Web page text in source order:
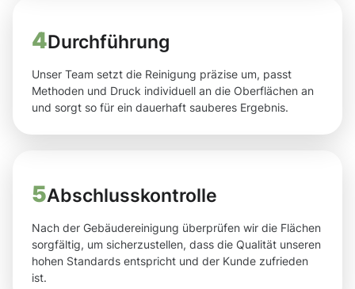
4Durchführung
Unser Team setzt die Reinigung präzise um, passt
Methoden und Druck individuell an die Oberflächen an
und sorgt so für ein dauerhaft sauberes Ergebnis.
5Abschlusskontrolle
Nach der Gebäudereinigung überprüfen wir die Flächen
sorgfältig, um sicherzustellen, dass die Qualität unseren
hohen Standards entspricht und der Kunde zufrieden
ist.